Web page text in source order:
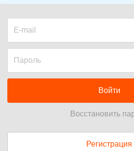
Войти
Восстановить
Регистрация